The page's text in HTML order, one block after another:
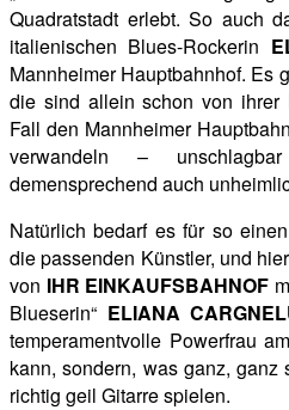
Quadratstadt erlebt. So auch
italienischen Blues-Rockerin
Mannheimer Hauptbahnhof. Es
die sind allein schon von ihrer
Fall den Mannheimer
verwandeln –
demensprechend auch
Natürlich bedarf es für so
die passenden Künstler, und
von IHR EINKAUFSBAHNOF
Blueserin“ ELIANA
temperamentvolle Powerfrau
kann, sondern, was ganz, ganz
richtig geil Gitarre spielen.